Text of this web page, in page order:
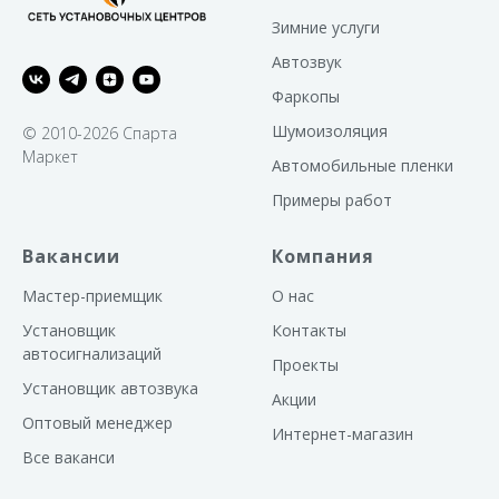
задемпфированная
вносит в звучание никаких
стенка выполнена с
сабвуфера вплотную к спинке
возникновение резонансных
© 2010-2026 Спарта
Маркет
Зимние услуги
Автозвук
Фаркопы
Шумоизоляция
Автомобильные пленки
Примеры работ
Вакансии
Мастер-приемщик
Установщик
автосигнализаций
Установщик автозвука
Оптовый менеджер
Все ваканси
Компания
О нас
Контакты
Проекты
Акции
Интернет-магазин